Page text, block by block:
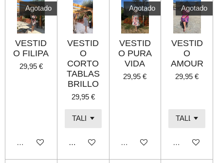
Agotado
VESTID
O FILIPA
29,95 €
Agotado
VESTID
O
CORTO
TABLAS
BRILLO
29,95 €
Añadir al carrito
Agotado
VESTID
O PURA
VIDA
29,95 €
Agotado
Agotado
VESTID
O
AMOUR
29,95 €
Agotado